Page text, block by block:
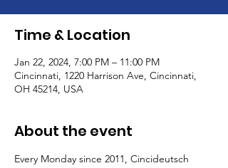
Time & Location
Jan 22, 2024, 7:00 PM – 11:00 PM
Cincinnati, 1220 Harrison Ave, Cincinnati,
OH 45214, USA
About the event
Every Monday since 2011, Cincideutsch